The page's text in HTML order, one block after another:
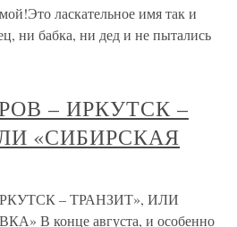
ласкательное имя так и
ни бабка, ни дед и не пытались
– ИРКУТСК –
«СИБИРСКАЯ
– ТРАНЗИТ», ИЛИ
В конце августа, и особенно